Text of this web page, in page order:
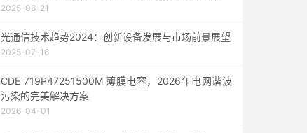
2025-06-21
光通信技术趋势2024：创新设备发展与市场前景展望
2025-07-16
CDE 719P47251500M 薄膜电容，2026年电网谐波
污染的完美解决方案
2026-04-01